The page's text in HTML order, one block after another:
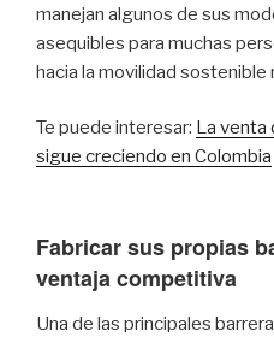
manejan algunos de sus
asequibles para muchas
hacia la movilidad sostenible
Te puede interesar: La venta
sigue creciendo en Colombia
Fabricar sus propias
ventaja competitiva
Una de las principales